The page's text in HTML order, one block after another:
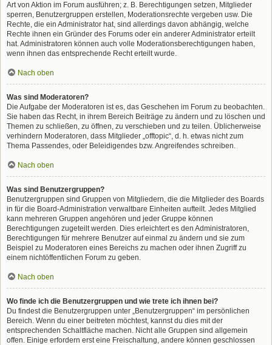
Art von Aktion im Forum ausführen; z. B. Berechtigungen setzen, Mitglieder
sperren, Benutzergruppen erstellen, Moderationsrechte vergeben usw. Die
Rechte, die ein Administrator hat, sind allerdings davon abhängig, welche
Rechte ihnen ein Gründer des Forums oder ein anderer Administrator erteilt
hat. Administratoren können auch volle Moderationsberechtigungen haben,
wenn ihnen das entsprechende Recht erteilt wurde.
Nach oben
Was sind Moderatoren?
Die Aufgabe der Moderatoren ist es, das Geschehen im Forum zu beobachten.
Sie haben das Recht, in ihrem Bereich Beiträge zu ändern und zu löschen und
Themen zu schließen, zu öffnen, zu verschieben und zu teilen. Üblicherweise
verhindern Moderatoren, dass Mitglieder „offtopic“, d. h. etwas nicht zum
Thema Passendes, oder Beleidigendes bzw. Angreifendes schreiben.
Nach oben
Was sind Benutzergruppen?
Benutzergruppen sind Gruppen von Mitgliedern, die die Mitglieder des Boards
in für die Board-Administration verwaltbare Einheiten aufteilt. Jedes Mitglied
kann mehreren Gruppen angehören und jeder Gruppe können
Berechtigungen zugeteilt werden. Dies erleichtert es den Administratoren,
Berechtigungen für mehrere Benutzer auf einmal zu ändern und sie zum
Beispiel zu Moderatoren eines Bereichs zu machen oder ihnen Zugriff zu
einem nichtöffentlichen Forum zu geben.
Nach oben
Wo finde ich die Benutzergruppen und wie trete ich ihnen bei?
Du findest die Benutzergruppen unter „Benutzergruppen“ im persönlichen
Bereich. Wenn du einer beitreten möchtest, kannst du dies mit der
entsprechenden Schaltfläche machen. Nicht alle Gruppen sind allgemein
offen. Einige erfordern erst eine Freischaltung, andere können geschlossen